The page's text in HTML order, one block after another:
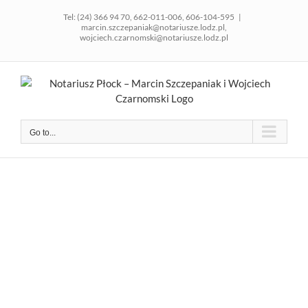
Tel: (24) 366 94 70, 662-011-006, 606-104-595 |
marcin.szczepaniak@notariusze.lodz.pl,
wojciech.czarnomski@notariusze.lodz.pl
Go to...